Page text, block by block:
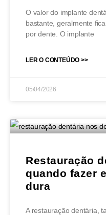
O valor do implante
bastante, geralmente
por dente. O implante
LER O CONTEÚDO >>
05/04/2026
Restauração
quando fazer
dura
A restauração dentária,